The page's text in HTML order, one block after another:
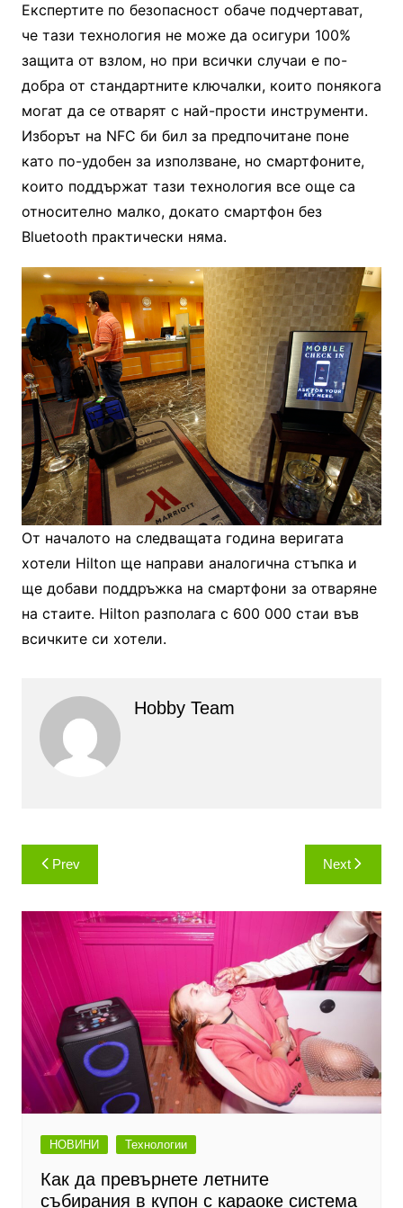
Експертите по безопасност обаче подчертават,
че тази технология не може да осигури 100%
защита от взлом, но при всички случаи е по-
добра от стандартните ключалки, които понякога
могат да се отварят с най-прости инструменти.
Изборът на NFC би бил за предпочитане поне
като по-удобен за използване, но смартфоните,
които поддържат тази технология все още са
относително малко, докато смартфон без
Bluetooth практически няма.
От началото на следващата година веригата
хотели Hilton ще направи аналогична стъпка и
ще добави поддръжка на смартфони за отваряне
на стаите. Hilton разполага с 600 000 стаи във
всичките си хотели.
Hobby Team
Навигация
Prev Next
НОВИНИ Технологии
Как да превърнете летните
събирания в купон с караоке система